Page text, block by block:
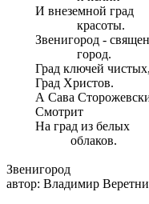
И внеземной град
красоты.
Звенигород -
город.
Град ключей чистых,
Град Христов.
А Сава
Смотрит
На град из белых
облаков.
Звенигород
автор: Владимир